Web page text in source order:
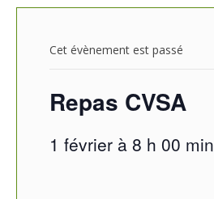
Cet évènement est passé
Repas CVSA
1 février à 8 h 00 min